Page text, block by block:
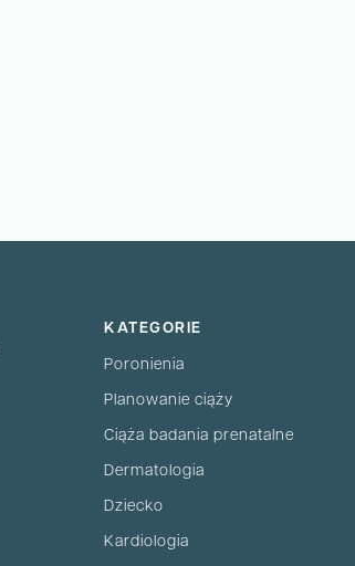
KATEGORIE
Poronienia
Planowanie ciąży
Ciąża badania prenatalne
Dermatologia
Dziecko
Kardiologia